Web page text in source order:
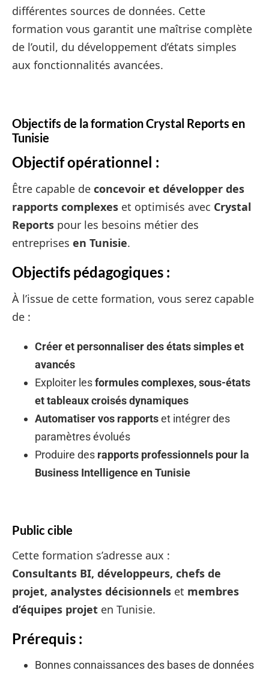
différentes sources de données. Cette
formation vous garantit une maîtrise complète
de l’outil, du développement d’états simples
aux fonctionnalités avancées.
Objectifs de la formation Crystal Reports en
Tunisie
Objectif opérationnel :
Être capable de concevoir et développer des
rapports complexes et optimisés avec Crystal
Reports pour les besoins métier des
entreprises en Tunisie.
Objectifs pédagogiques :
À l’issue de cette formation, vous serez capable
de :
Créer et personnaliser des états simples et
avancés
Exploiter lesformules complexes, sous-états
et tableaux croisés dynamiques
Automatiser vos rapportset intégrer des
paramètres évolués
Produire des rapports professionnels pour la
Business Intelligence en Tunisie
Public cible
Cette formation s’adresse aux :
Consultants BI, développeurs, chefs de
projet, analystes décisionnels et membres
d’équipes projet en Tunisie.
Prérequis :
Bonnes connaissances des bases de données